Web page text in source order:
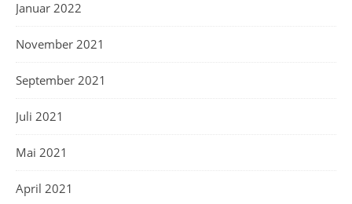
Januar 2022
November 2021
September 2021
Juli 2021
Mai 2021
April 2021